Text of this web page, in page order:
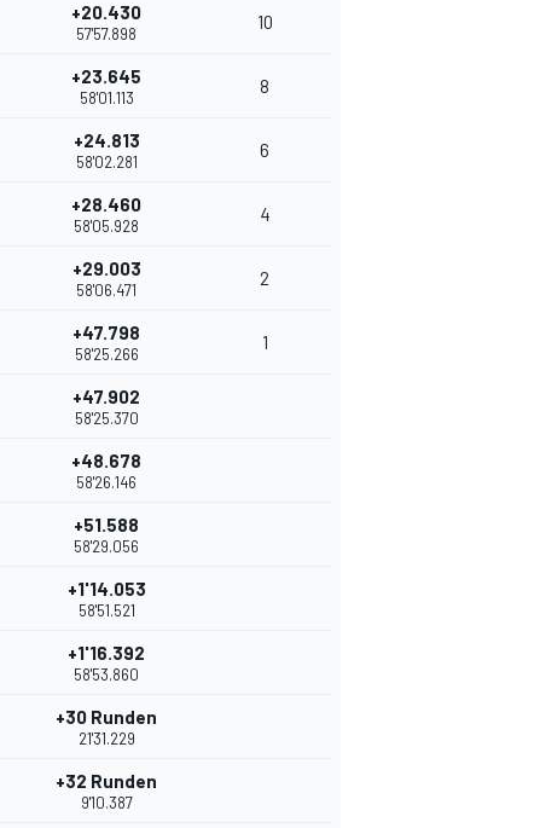
+20.430
57'57.898
10
+23.645
58'01.113
8
+24.813
58'02.281
6
+28.460
58'05.928
4
+29.003
58'06.471
2
+47.798
58'25.266
1
+47.902
58'25.370
+48.678
58'26.146
+51.588
58'29.056
+1'14.053
58'51.521
+1'16.392
58'53.860
+30 Runden
21'31.229
+32 Runden
9'10.387